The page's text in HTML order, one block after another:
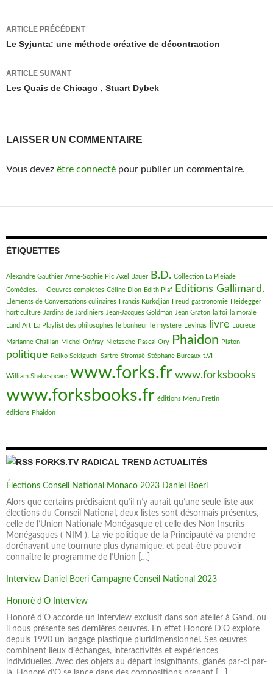
Navigation
des
articles
ARTICLE PRÉCÉDENT
Le Syjunta: une méthode créative de décontraction
ARTICLE SUIVANT
Les Quais de Chicago , Stuart Dybek
LAISSER UN COMMENTAIRE
Vous devez être connecté pour publier un commentaire.
ÉTIQUETTES
Alexandre Gauthier Anne-Sophie Pic Axel Bauer B.D. Collection La Pléiade
Comédies.I – Oeuvres complètes Céline Dion Edith Piaf Editions Gallimard.
Eléments de Conversations culinaires Francis Kurkdjian Freud gastronomie Heidegger
horticulture Jardins de Jardiniers Jean-Jacques Goldman Jean Graton la foi
la morale
Land Art La Playlist des philosophes le bonheur le mystère Levinas livre Lucrèce
Marianne Chaillan Michel Onfray Nietzsche Pascal Ory Phaidon Platon
politique Reiko Sekiguchi Sartre Stromaë Stéphane Bureaux t.VI
William Shakespeare www.forks.fr www.forksbooks
www.forksbooks.fr éditions Menu Fretin
éditions Phaidon
FORKS.TV RADICAL TREND ACTUALITÉS
Élections Conseil National Monaco 2023 Daniel Boeri
Alors que certains prédisaient qu’il n’y aurait qu’une seule liste aux
élections du Conseil National, deux listes sont désormais présentes,
celle de l’Union Nationale Monégasque et celle des Non Inscrits
Monégasques ( NIM ). La vie politique de la Principauté va prendre
dorénavant une tournure plus dynamique, et peut-être pouvoir
connaître le programme de l’Union […]
Interview Daniel Boeri Campagne Conseil National 2023
Honorè d’O Interview
Honoré d’O accorde un interview exclusif dans son atelier à Gand, ou
il nous présente ses dernières oeuvres. En effet Honoré D’O explore
depuis 1990 un langage plastique pluridimensionnel. Ses œuvres
combinent lieux d’échanges, interactivités et expériences
individuelles. Avec des objets au départ insignifiants, glanés par-ci par-